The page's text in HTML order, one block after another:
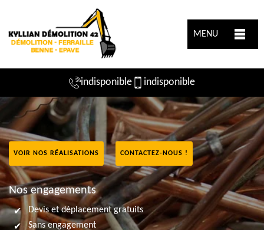
MENU
indisponible indisponible
VOIR NOS RÉALISATIONS CONTACTEZ-NOUS !
Nos engagements
Devis et déplacement gratuits
Sans engagement